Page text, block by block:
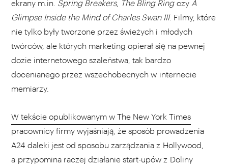
ekrany m.in. Spring Breakers, The Bling Ringczy A
Glimpse Inside the Mind of Charles Swan III. Filmy, które
nie tylko były tworzone przez świeżych i młodych
twórców, ale których marketing opierał się na pewnej
dozie internetowego szaleństwa, tak bardzo
docenianego przez wszechobecnych w internecie
memiarzy.
W tekście opublikowanym w The New York Times
pracownicy firmy wyjaśniają, że sposób prowadzenia
A24 daleki jest od sposobu zarządzania z Hollywood,
a przypomina raczej działanie start-upów z Doliny